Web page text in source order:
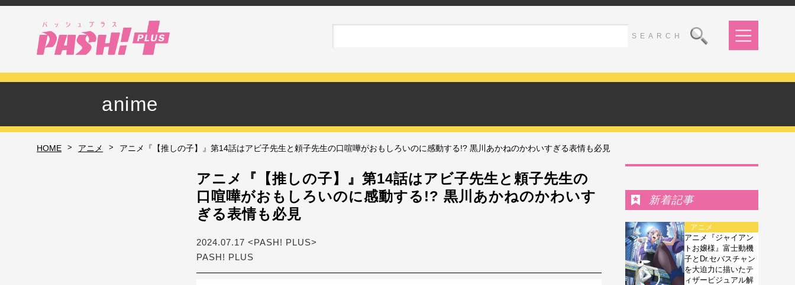
anime
HOME > アニメ > アニメ『【推しの子】』第14話はアビ子先生と頼子先生の口喧嘩がおもしろいのに感動する!? 黒川あかねのかわいすぎる表情も必見
アニメ『【推しの子】』第14話はアビ子先生と頼子先生の
口喧嘩がおもしろいのに感動する!? 黒川あかねのかわいす
ぎる表情も必見
2024.07.17 <PASH! PLUS>
PASH! PLUS
新着記事
アニメ
アニメ『ジャイアン
トお嬢様』富士動機
子とDr.セバスチャン
を大迫力に描いたテ
ィザービジュアル解